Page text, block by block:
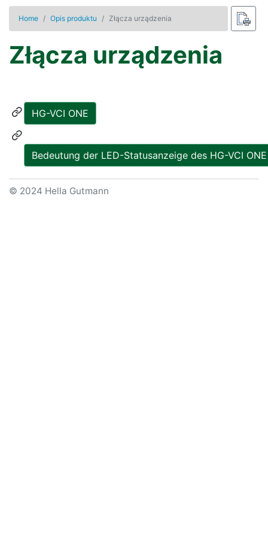
Home Opis produktu Złącza urządzenia
Złącza urządzenia
HG-VCI ONE
Bedeutung der LED-Statusanzeige des HG-VCI ONE
© 2024 Hella Gutmann